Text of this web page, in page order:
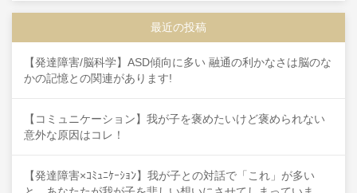
最近の投稿
【発達障害/脳科学】ASD傾向に多い 融通の利かなさは脳のな
かの記憶との関連があります!
【コミュニケーション】我が子を褒めたいけど褒められない
意外な原因はコレ！
【発達障害×ｺﾐｭﾆｹｰｼｮﾝ】我が子との対話で「これ」が多い